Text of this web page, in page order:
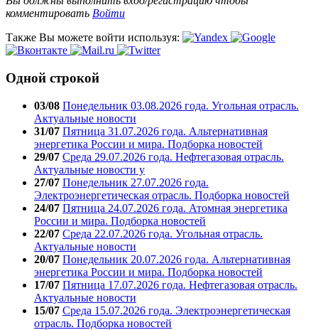
комментировать Войти
Также Вы можете войти используя:
Одной строкой
03/08 Понедельник 03.08.2026 года. Угольная отрасль.
Актуальные новости
31/07 Пятница 31.07.2026 года. Альтернативная
энергетика России и мира. Подборка новостей
29/07 Среда 29.07.2026 года. Нефтегазовая отрасль.
Актуальные новости у
27/07 Понедельник 27.07.2026 года.
Электроэнергетическая отрасль. Подборка новостей
24/07 Пятница 24.07.2026 года. Атомная энергетика
России и мира. Подборка новостей
22/07 Среда 22.07.2026 года. Угольная отрасль.
Актуальные новости
20/07 Понедельник 20.07.2026 года. Альтернативная
энергетика России и мира. Подборка новостей
17/07 Пятница 17.07.2026 года. Нефтегазовая отрасль.
Актуальные новости
15/07 Среда 15.07.2026 года. Электроэнергетическая
отрасль. Подборка новостей